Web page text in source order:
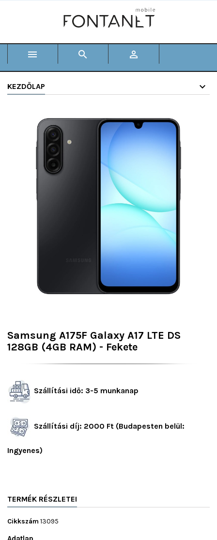
  
KEZDŐLAP
Samsung A175F Galaxy A17 LTE DS
128GB (4GB RAM) - Fekete
Szállítási idő: 3-5 munkanap
Szállítási díj: 2000 Ft (Budapesten belül:
Ingyenes)
TERMÉK RÉSZLETEI
Cikkszám 13095